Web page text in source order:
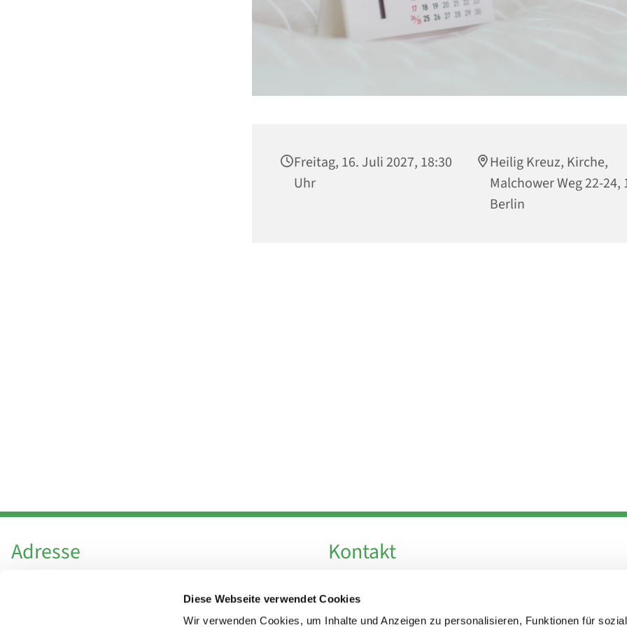
Diese Webseite verwendet Cookies
Wir verwenden Cookies, um Inhalte und Anzeigen zu personalisieren, Funktionen für
Freitag, 16. Juli 2027, 18:30
Uhr
Heilig Kreuz, Kirche,
Malchower Weg 22-24,
Berlin
Adresse
Hl. Theresa von Avila Berlin Nordost
Leitender Pfarrer - Norbert Pomplun
Kontakt
Fax +49 30 924 54 18
E-Mailinfo@theresa-von-avila-berlin.de